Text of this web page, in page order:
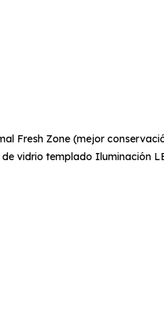
Fresh Zone (mejor
vidrio templado Iluminación